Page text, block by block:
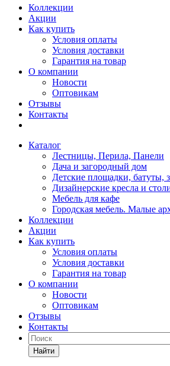
Коллекции
Акции
Как купить
Условия оплаты
Условия доставки
Гарантия на товар
О компании
Новости
Оптовикам
Отзывы
Контакты
Каталог
Лестницы, Перила, Панели
Дача и загородный дом
Детские площадки, батуты,
Дизайнерские кресла и
Мебель для кафе
Городская мебель. Малые
Коллекции
Акции
Как купить
Условия оплаты
Условия доставки
Гарантия на товар
О компании
Новости
Оптовикам
Отзывы
Контакты
Найти